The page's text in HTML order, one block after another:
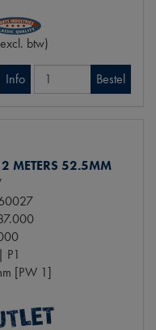
btw)
Info Bestel
METERS 52.5MM
P1
[PW 1]